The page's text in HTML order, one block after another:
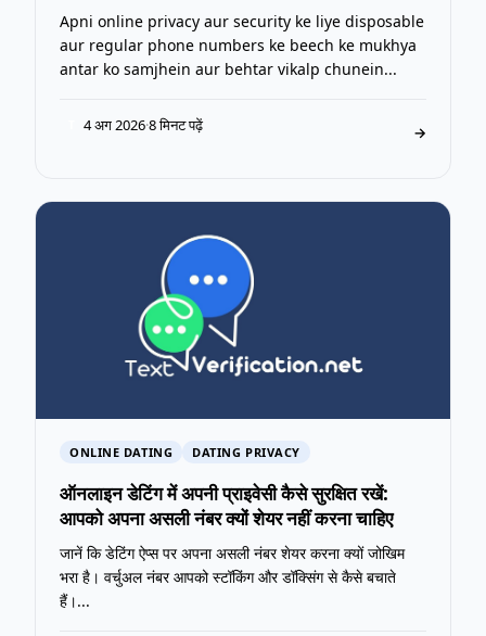
Apni online privacy aur security ke liye disposable
aur regular phone numbers ke beech ke mukhya
antar ko samjhein aur behtar vikalp chunein...
4 अग 2026·8 मिनट पढ़ें →
ONLINE DATING DATING PRIVACY
ऑनलाइन डेटिंग में अपनी प्राइवेसी कैसे सुरक्षित रखें:
आपको अपना असली नंबर क्यों शेयर नहीं करना चाहिए
जानें कि डेटिंग ऐप्स पर अपना असली नंबर शेयर करना क्यों जोखिम
भरा है। वर्चुअल नंबर आपको स्टॉकिंग और डॉक्सिंग से कैसे बचाते
हैं।...